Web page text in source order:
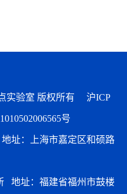
实验室 版权所有 沪ICP
号
址：上海市嘉定区和硕路
地址：福建省福州市鼓楼